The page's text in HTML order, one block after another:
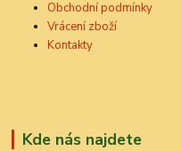
Obchodní podmínky
Vrácení zboží
Kontakty
Kde nás najdete